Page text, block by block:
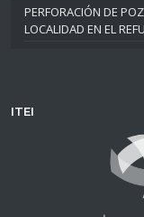
PERFORACIÓN DE
LOCALIDAD EN EL
ITEI